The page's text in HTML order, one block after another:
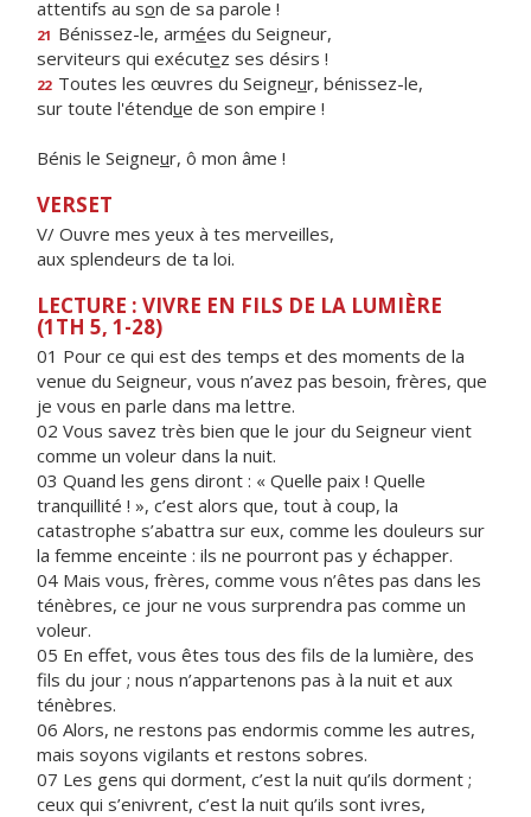
attentifs au son de sa parole !
21 Bénissez-le, armées du Seigneur,
serviteurs qui exécutez ses désirs !
22 Toutes les œuvres du Seigneur, bénissez-le,
sur toute l'étendue de son empire !
Bénis le Seigneur, ô mon âme !
VERSET
V/ Ouvre mes yeux à tes merveilles,
aux splendeurs de ta loi.
LECTURE : VIVRE EN FILS DE LA LUMIÈRE
(1TH 5, 1-28)
01 Pour ce qui est des temps et des moments de la
venue du Seigneur, vous n’avez pas besoin, frères, que
je vous en parle dans ma lettre.
02 Vous savez très bien que le jour du Seigneur vient
comme un voleur dans la nuit.
03 Quand les gens diront : « Quelle paix ! Quelle
tranquillité ! », c’est alors que, tout à coup, la
catastrophe s’abattra sur eux, comme les douleurs sur
la femme enceinte : ils ne pourront pas y échapper.
04 Mais vous, frères, comme vous n’êtes pas dans les
ténèbres, ce jour ne vous surprendra pas comme un
voleur.
05 En effet, vous êtes tous des fils de la lumière, des
fils du jour ; nous n’appartenons pas à la nuit et aux
ténèbres.
06 Alors, ne restons pas endormis comme les autres,
mais soyons vigilants et restons sobres.
07 Les gens qui dorment, c’est la nuit qu’ils dorment ;
ceux qui s’enivrent, c’est la nuit qu’ils sont ivres,